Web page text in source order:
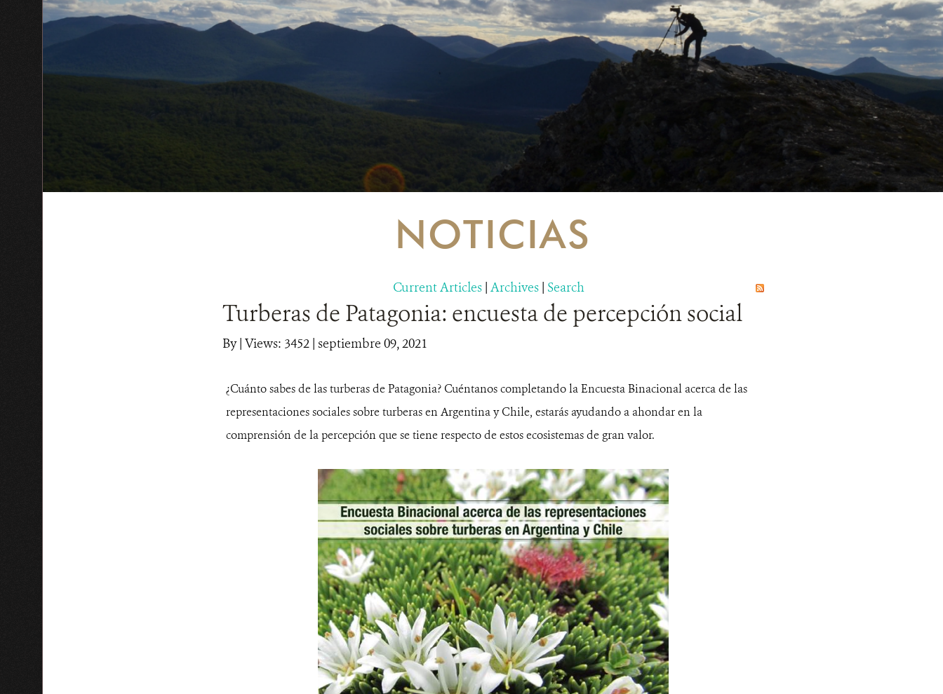
NOTICIAS
Current Articles | Archives | Search
Turberas de Patagonia: encuesta de percepción social
By| Views: 3452| septiembre 09, 2021
¿Cuánto sabes de las turberas de Patagonia? Cuéntanos completando la Encuesta Binacional acerca de las
representaciones sociales sobre turberas en Argentina y Chile, estarás ayudando a ahondar en la
comprensión de la percepción que se tiene respecto de estos ecosistemas de gran valor.